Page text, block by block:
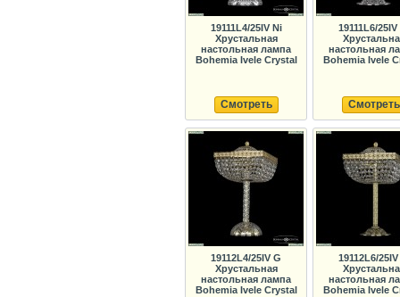
19111L4/25IV Ni
Хрустальная
настольная лампа
Bohemia Ivele Crystal
Смотреть
19111L6/25IV
настольная
Bohemia Ivele
Смотреть
19112L4/25IV G
Хрустальная
настольная лампа
Bohemia Ivele Crystal
19112L6/
настольная
Bohemia Ivele